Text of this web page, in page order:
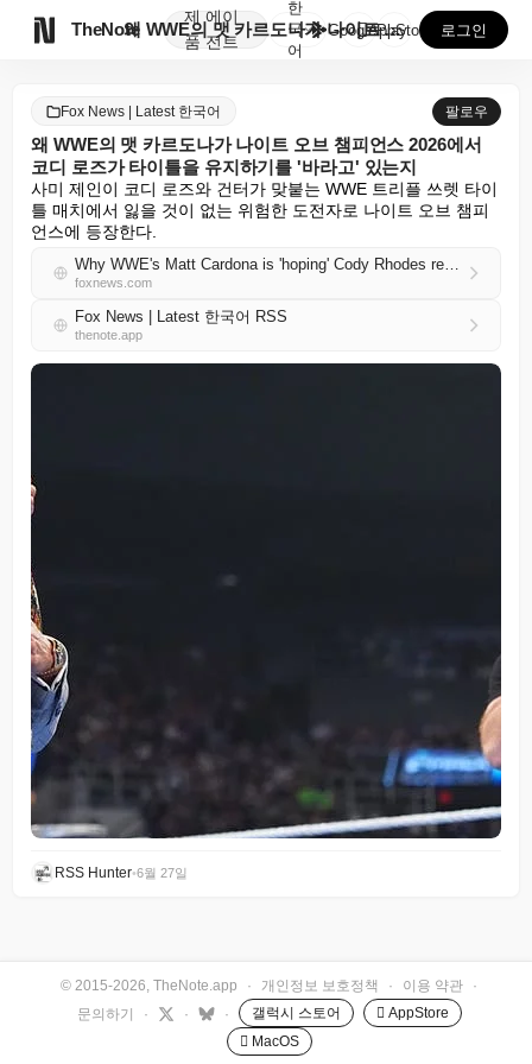
TheNote
제
품
에이
전트
왜 WWE의 맷 카르도나가 나이트 오브 챔피언스 202...
한
국
어
GooglePlay
AppStore 로그인
Fox News | Latest 한국어 팔로우
왜 WWE의 맷 카르도나가 나이트 오브 챔피언스 2026에서
코디 로즈가 타이틀을 유지하기를 '바라고' 있는지
사미 제인이 코디 로즈와 건터가 맞붙는 WWE 트리플 쓰렛 타이
틀 매치에서 잃을 것이 없는 위험한 도전자로 나이트 오브 챔피
언스에 등장한다.
Why WWE's Matt Cardona is 'hoping' Cody Rhodes retains the title at Night of Champions 2026
foxnews.com
Fox News | Latest 한국어 RSS
thenote.app
RSS Hunter•6월 27일
© 2015-2026, TheNote.app · 개인정보 보호정책 · 이용 약관
·
문의하기
· · · 갤럭시 스토어
 AppStore
 MacOS